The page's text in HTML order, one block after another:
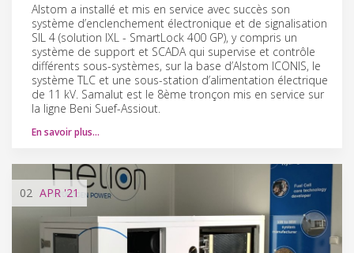
Alstom a installé et mis en service avec succès son
système d’enclenchement électronique et de signalisation
SIL 4 (solution IXL - SmartLock 400 GP), y compris un
système de support et SCADA qui supervise et contrôle
différents sous-systèmes, sur la base d’Alstom ICONIS, le
système TLC et une sous-station d’alimentation électrique
de 11 kV. Samalut est le 8ème tronçon mis en service sur
la ligne Beni Suef-Assiout.
En savoir plus…
02 APR '21